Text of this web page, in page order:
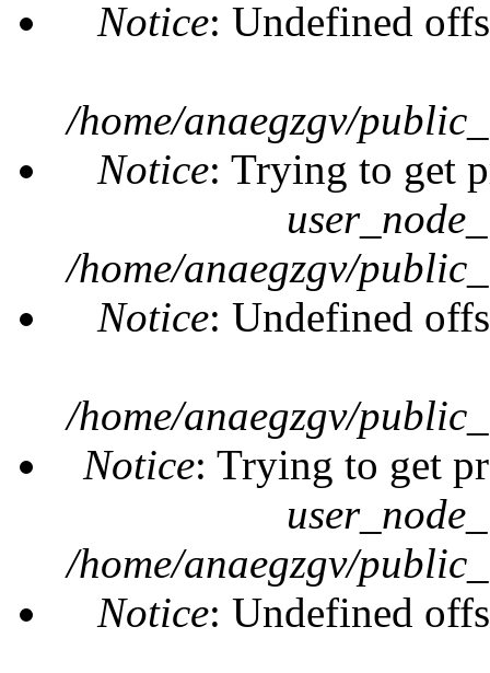
Notice: Undefined
/home/anaegzgv/
Notice: Trying to get
/home/anaegzgv/
Notice: Undefined
/home/anaegzgv/
Notice: Trying to get
/home/anaegzgv/
Notice: Undefined